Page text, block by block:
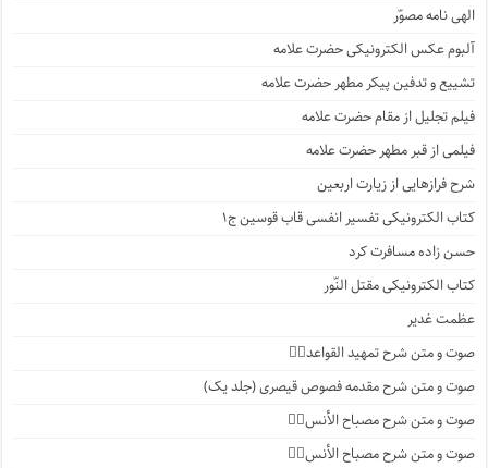
الهی نامه مصوّر
آلبوم عکس الکترونیکی حضرت علامه
تشییع و تدفین پیکر مطهر حضرت علامه
فیلم تجلیل از مقام حضرت علامه
فیلمی از قبر مطهر حضرت علامه
شرح فرازهایی از زیارت اربعین
کتاب الکترونیکی تفسیر انفسی قاب قوسین ج۱
حسن زاده مسافرت کرد
کتاب الکترونیکی مقتل النّور
عظمت غدیر
صوت و متن شرح تمهید القواعد۱️⃣
صوت و متن شرح مقدمه فصوص قیصری (جلد یک)
صوت و متن شرح مصباح الأنس۷️⃣
صوت و متن شرح مصباح الأنس۶️⃣